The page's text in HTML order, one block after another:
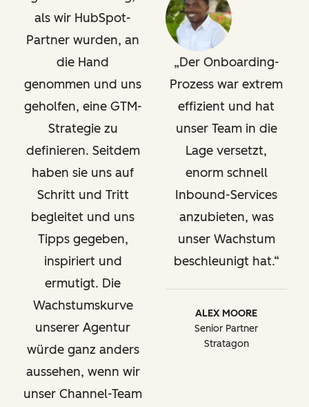
als wir HubSpot-
Partner wurden, an
die Hand
genommen und uns
geholfen, eine GTM-
Strategie zu
definieren. Seitdem
haben sie uns auf
Schritt und Tritt
begleitet und uns
Tipps gegeben,
inspiriert und
ermutigt. Die
Wachstumskurve
unserer Agentur
würde ganz anders
aussehen, wenn wir
unser Channel-Team
Der Onboarding-
Prozess war extrem
effizient und hat
unser Team in die
Lage versetzt,
enorm schnell
Inbound-Services
anzubieten, was
unser Wachstum
beschleunigt hat.
ALEX MOORE
Senior Partner
Stratagon